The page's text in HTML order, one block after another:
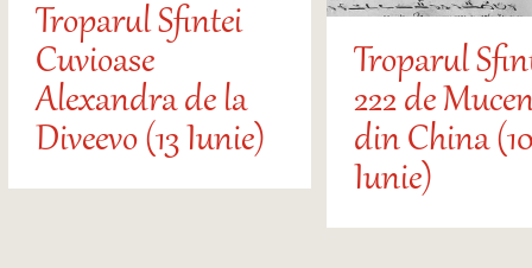
Troparul Sfintei
Cuvioase
Alexandra de la
Diveevo (13 Iunie)
Troparul
222 de
din China
Iunie)